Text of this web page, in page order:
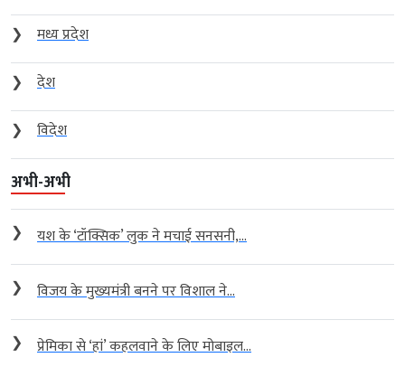
❯
मध्य प्रदेश
❯
देश
❯
विदेश
अभी-अभी
❯ यश के ‘टॉक्सिक’ लुक ने मचाई सनसनी,...
❯ विजय के मुख्यमंत्री बनने पर विशाल ने...
❯ प्रेमिका से ‘हां’ कहलवाने के लिए मोबाइल...